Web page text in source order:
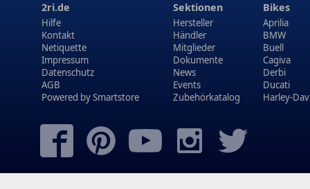
2ri.de
Hilfe
Kontakt
Netiquette
Impressum
Datenschutz
AGB
Powered bySmartstore
Sektionen
Hersteller
Händler
Mitglieder
Dokumente
News
Events
Zubehörkatalog
Bikes
Aprilia
BMW
Buell
Cagiva
Derbi
Ducati
Harley-